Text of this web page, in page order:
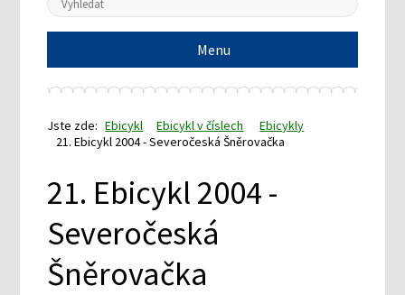
Menu
Jste zde: Ebicykl Ebicykl v číslech
Ebicykly
21. Ebicykl 2004 - Severočeská Šněrovačka
21. Ebicykl 2004 -
Severočeská
Šněrovačka